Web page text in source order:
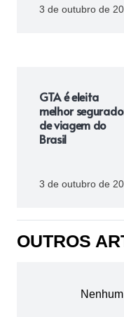
3 de outubro de
GTA é eleita
melhor
de viagem do
Brasil
3 de outubro de
OUTROS